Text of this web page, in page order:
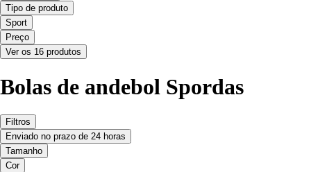
Tipo de produto
Sport
Preço
Ver os 16 produtos
Bolas de andebol Spordas
Filtros
Enviado no prazo de 24 horas
Tamanho
Cor